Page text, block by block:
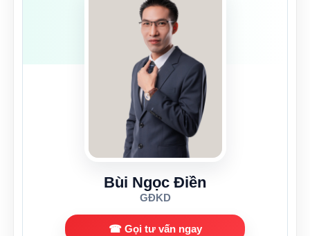
Bùi Ngọc Điền
GĐKD
☎ Gọi tư vấn ngay